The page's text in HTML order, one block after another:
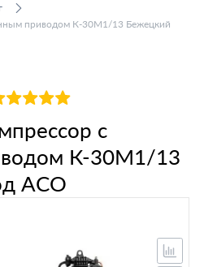
приводом К-30М1/13 Бежецкий
с
К-30М1/13
АСО